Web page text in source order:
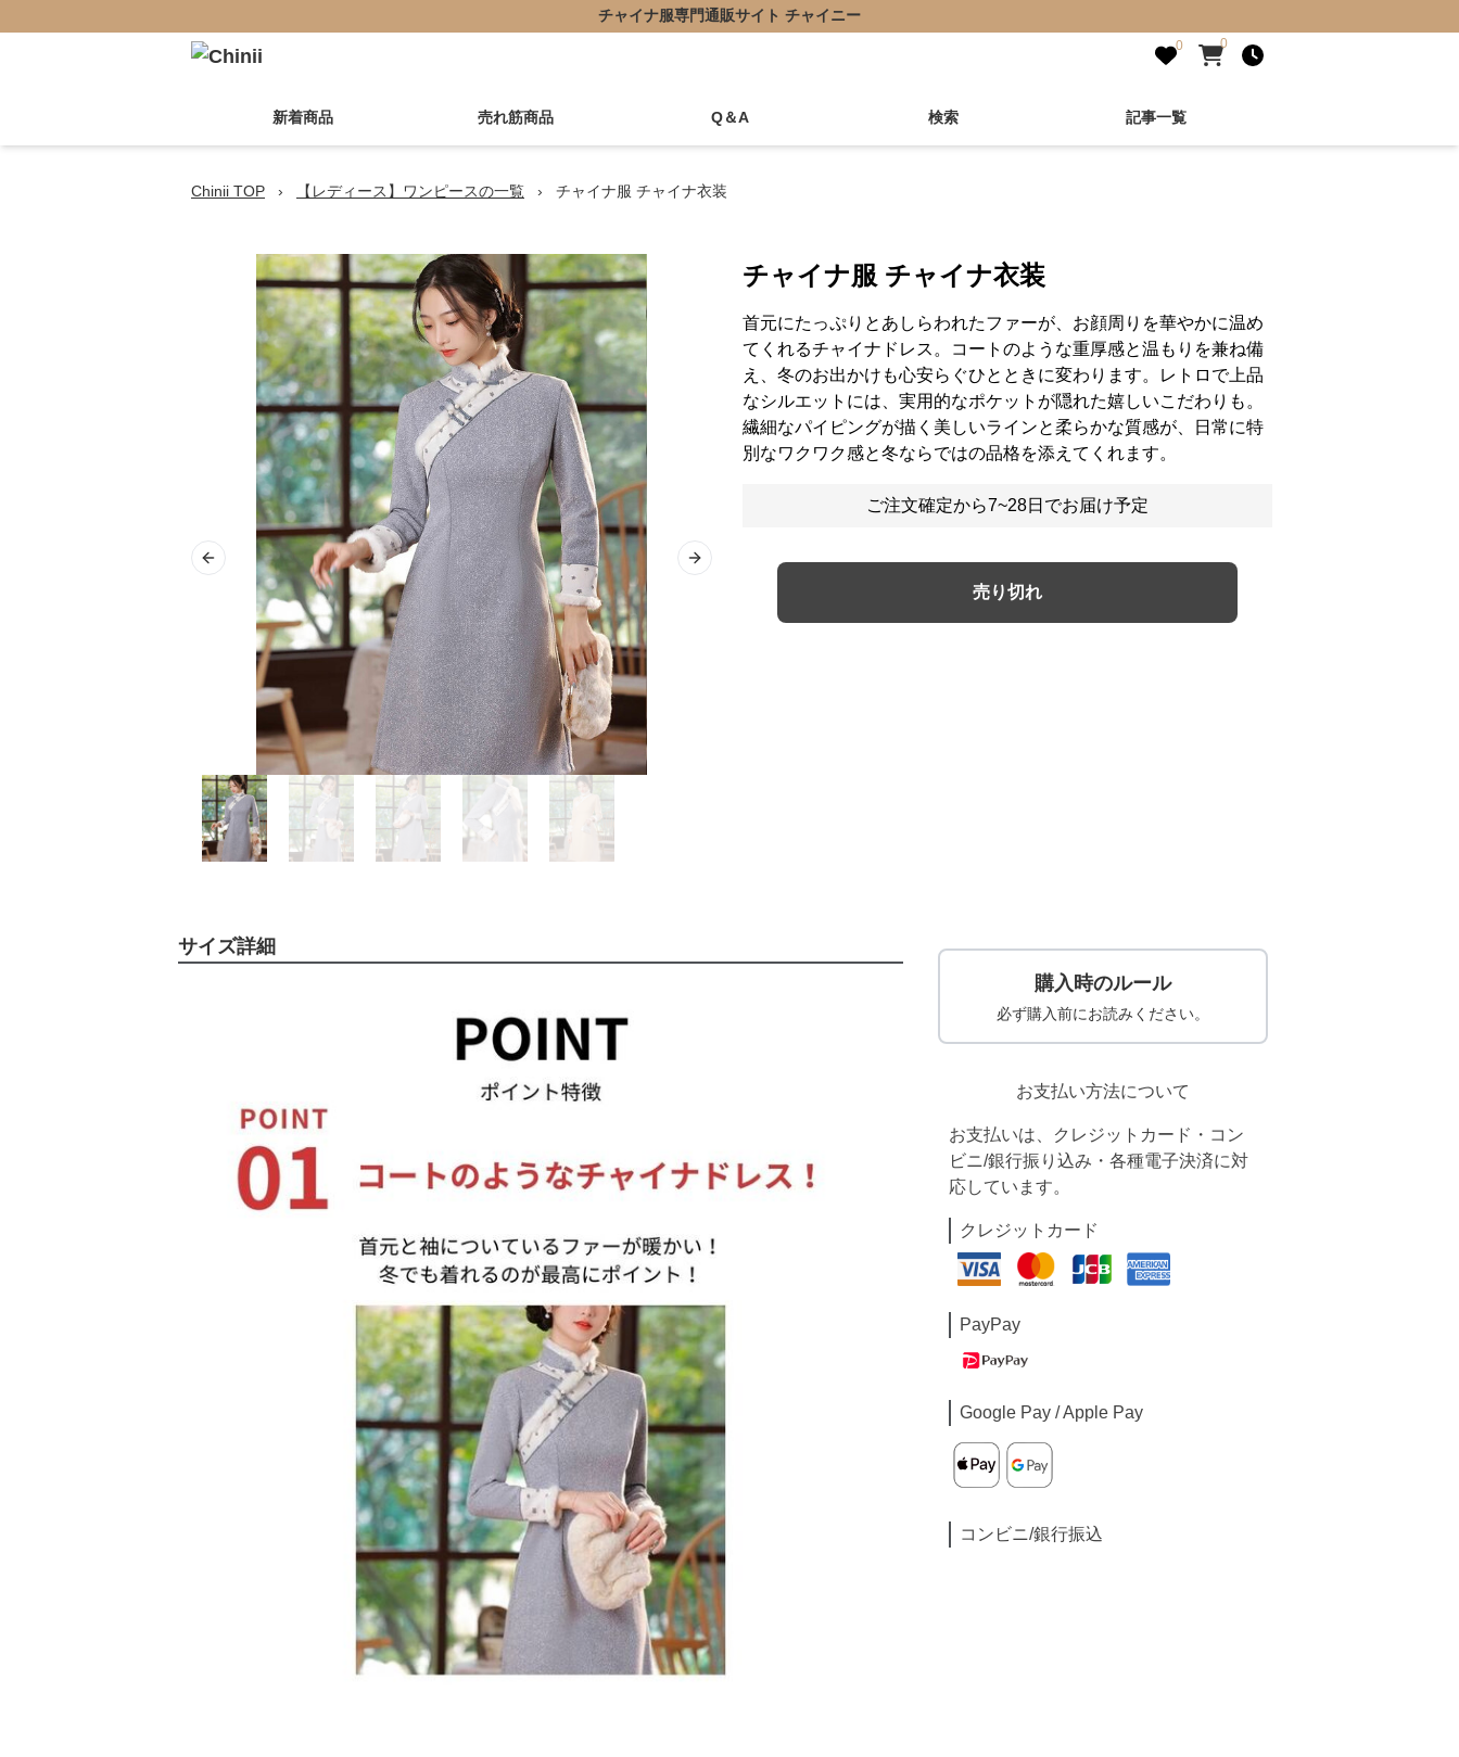
チャイナ服専門通販サイト チャイニー
0 0
新着商品 売れ筋商品 Q＆A 検索 記事一覧
Chinii TOP › 【レディース】ワンピースの一覧 › チャイナ服 チャイナ衣装
Previous slide Next slide
チャイナ服 チャイナ衣装
首元にたっぷりとあしらわれたファーが、お顔周りを華やかに温め
てくれるチャイナドレス。コートのような重厚感と温もりを兼ね備
え、冬のお出かけも心安らぐひとときに変わります。レトロで上品
なシルエットには、実用的なポケットが隠れた嬉しいこだわりも。
繊細なパイピングが描く美しいラインと柔らかな質感が、日常に特
別なワクワク感と冬ならではの品格を添えてくれます。
ご注文確定から7~28日でお届け予定
売り切れ
サイズ詳細
購入時のルール
必ず購入前にお読みください。
お支払い方法について
お支払いは、クレジットカード・コン
ビニ/銀行振り込み・各種電子決済に対
応しています。
クレジットカード
PayPay
Google Pay / Apple Pay
コンビニ/銀行振込